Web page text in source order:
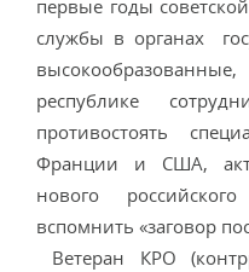
первые годы
службы в органах
республике
противостоять
Франции и США,
нового
вспомнить «заговор
Ветеран КРО